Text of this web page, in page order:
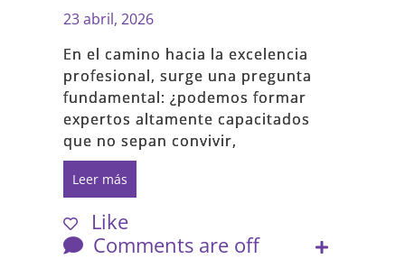
23 abril, 2026
En el camino hacia la excelencia
profesional, surge una pregunta
fundamental: ¿podemos formar
expertos altamente capacitados
que no sepan convivir,
Leer más
Like
Comments are off